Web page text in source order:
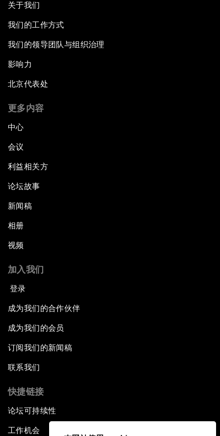
关于我们
我们的工作方式
我们的领导团队与组织治理
影响力
北京代表处
更多内容
中心
会议
利益相关方
论坛故事
新闻稿
相册
视频
加入我们
登录
成为我们的合作伙伴
成为我们的会员
订阅我们的新闻稿
联系我们
快捷链接
论坛可持续性
工作机会